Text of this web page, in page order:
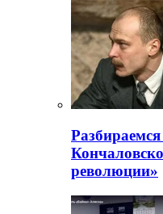
революции»